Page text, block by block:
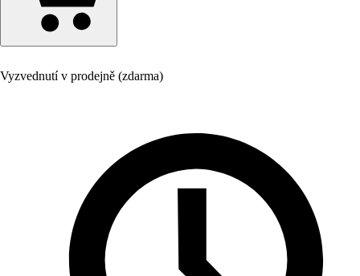
Vyzvednutí v prodejně (zdarma)